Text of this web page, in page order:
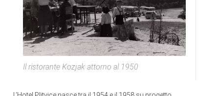
Il ristorante Kozjak attorno al 1950